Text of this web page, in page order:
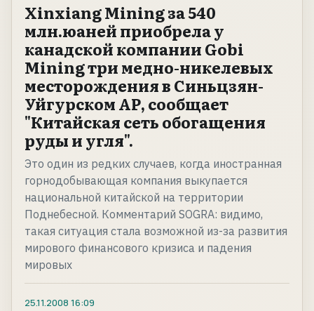
Xinxiang Mining за 540
млн.юаней приобрела у
канадской компании Gobi
Mining три медно-никелевых
месторождения в Синьцзян-
Уйгурском АР, сообщает
"Китайская сеть обогащения
руды и угля".
Это один из редких случаев, когда иностранная
горнодобывающая компания выкупается
национальной китайской на территории
Поднебесной. Комментарий SOGRA: видимо,
такая ситуация стала возможной из-за развития
мирового финансового кризиса и падения
мировых
25.11.2008 16:09